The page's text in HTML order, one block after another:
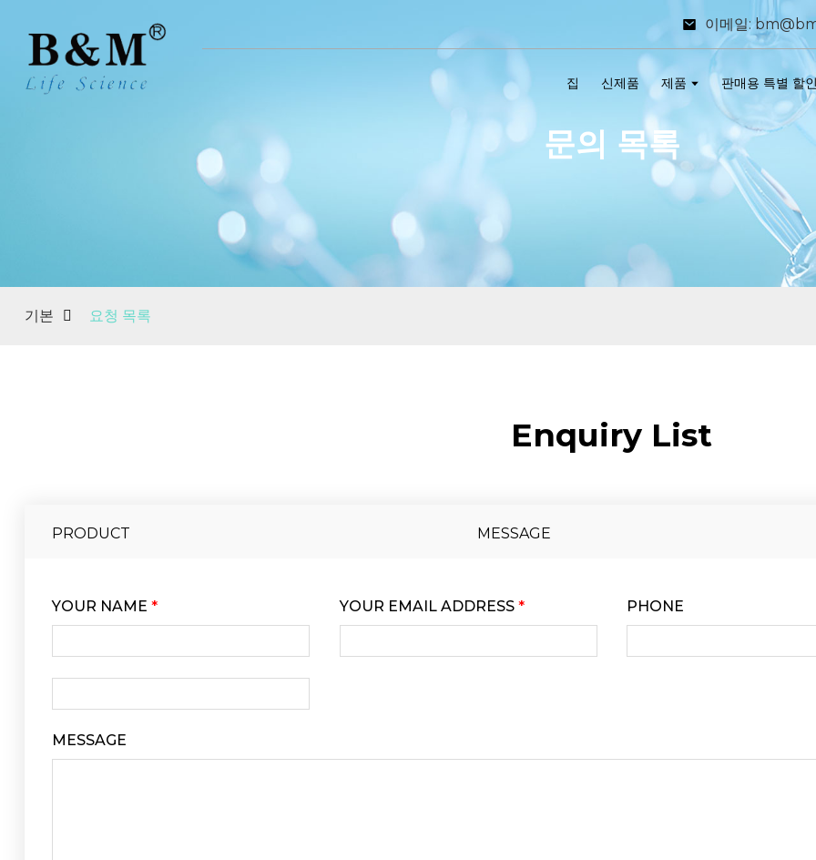
이메일:
집 신제품 제품 판매용 특별 할
문의 목록
기본 요청 목록
Enquiry List
PRODUCT MESSAGE
YOUR NAME * YOUR EMAIL ADDRESS * PHONE
MESSAGE